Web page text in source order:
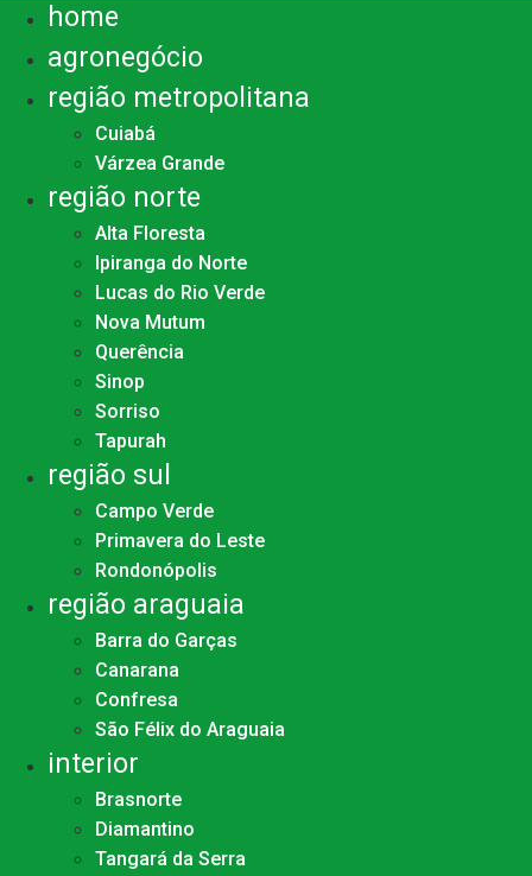
home
agronegócio
região metropolitana
Cuiabá
Várzea Grande
região norte
Alta Floresta
Ipiranga do Norte
Lucas do Rio Verde
Nova Mutum
Querência
Sinop
Sorriso
Tapurah
região sul
Campo Verde
Primavera do Leste
Rondonópolis
região araguaia
Barra do Garças
Canarana
Confresa
São Félix do Araguaia
interior
Brasnorte
Diamantino
Tangará da Serra